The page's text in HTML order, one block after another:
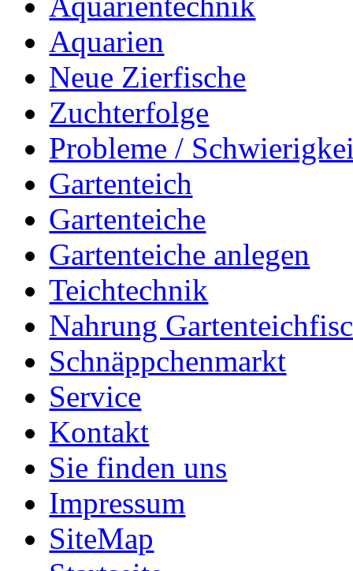
Aquarien
Neue Zierfische
Zuchterfolge
Probleme /
Gartenteich
Gartenteiche
Gartenteiche anlegen
Teichtechnik
Nahrung
Schnäppchenmarkt
Service
Kontakt
Sie finden uns
Impressum
SiteMap